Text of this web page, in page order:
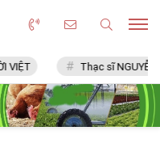
Thạc sĩ NGUYỄN VĂN CHÍ